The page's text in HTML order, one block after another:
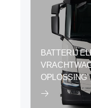
BATTERIJ
OPLOSSING'